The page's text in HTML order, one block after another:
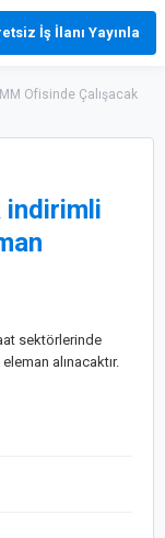
İş İlanı Yayınla
Ofisinde Çalışacak
indirimli
sektörlerinde
alınacaktır.